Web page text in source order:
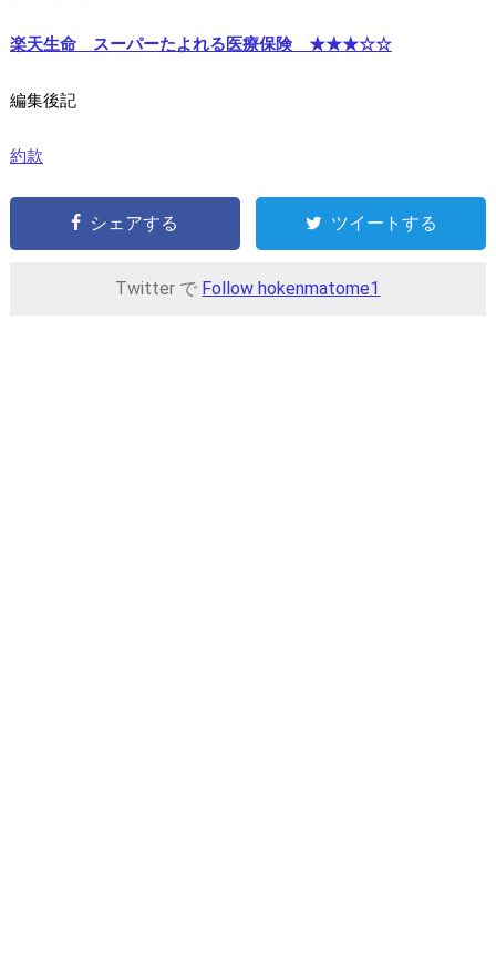
楽天生命 スーパーたよれる医療保険 ★★★☆☆
編集後記
約款
シェアする ツイートする
Twitter で Follow hokenmatome1